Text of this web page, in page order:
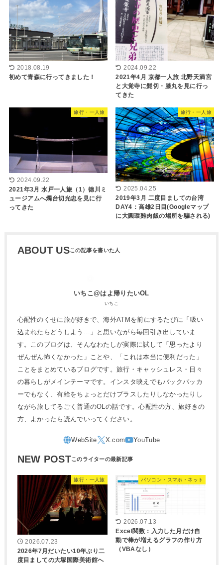
2018.08.19
初めて青森に行ってきました！
2024.09.22
2021年4月 京都一人旅 北野天満宮
と大覚寺に髭切・膝丸を見に行っ
てきた
旅行・一人旅
2024.09.22
2021年3月 水戸一人旅（1）徳川ミ
ュージアムへ燭台切光忠を見に行
ってきた
旅行・一人旅
2025.04.25
2019年3月 二度目ましての台湾
DAY4：高雄2日目(Googleマップ
に大圓環雞肉飯の場所を騙される)
ABOUT US
いちこ@はよ帰りたいOL
いちこ
心配性のくせに旅が好きで、海外ATMを前にするたびに「吸い
込まれたらどうしよう…」と思いながら毎回引き出していま
す。このブログは、そんなわたしが実際に試して「思ったより
ぜんぜん怖くなかった」ことや、「これは本当に便利だった」
ことをまとめているブログです。旅行・キャッシュレス・日々
の暮らしがメインテーマです。インスタ映えでもバックパッカ
ーでもなく、有給をちょっとだけプラスしたりしなかったりし
ながら旅してるごく普通のOLの話です。心配性の方、旅好きの
方、よかったら読んでいってください。
NEW POST
旅行・一人旅
2026.07.23
2026年7月だいたい10年ぶり二
度目ましての大塚国際美術館へ
パソコン・スマホ・ネット
2026.07.13
Excel関数：入力した月だけ自
動で棒が増えるグラフの作り方
（VBAなし）